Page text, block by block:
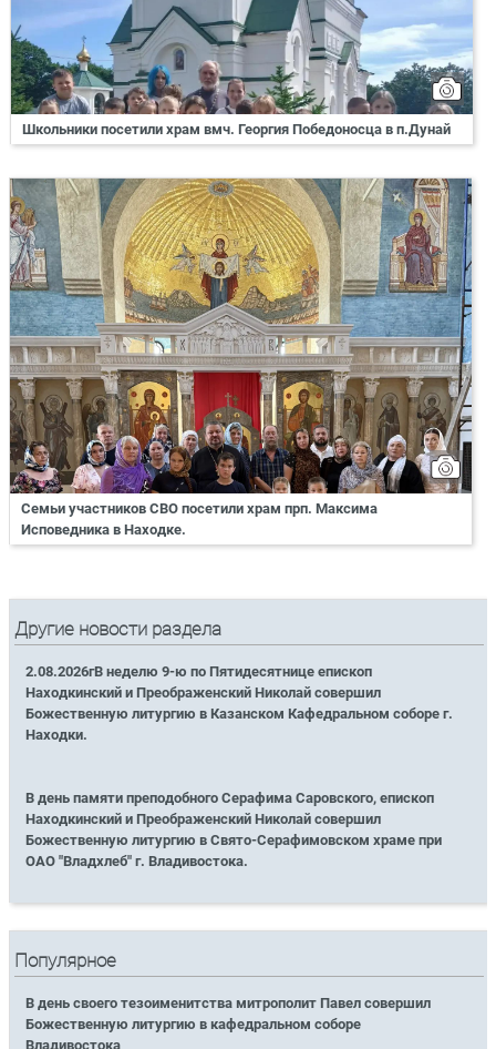
Школьники посетили храм вмч. Георгия Победоносца в п.Дунай
Семьи участников СВО посетили храм прп. Максима
Исповедника в Находке.
Другие новости раздела
2.08.2026гВ неделю 9-ю по Пятидесятнице епископ
Находкинский и Преображенский Николай совершил
Божественную литургию в Казанском Кафедральном соборе г.
Находки.
В день памяти преподобного Серафима Саровского, епископ
Находкинский и Преображенский Николай совершил
Божественную литургию в Свято-Серафимовском храме при
ОАО "Владхлеб" г. Владивостока.
Популярное
В день своего тезоименитства митрополит Павел совершил
Божественную литургию в кафедральном соборе
Владивостока